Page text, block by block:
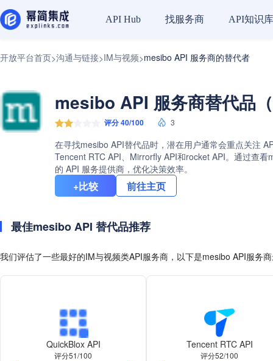
API Hub 找服务商 API知识库
开放平台首页>沟通与链接>IM与视频>mesibo API 服务商的替代者
mesibo API 服务商替代品
评分 40/100 3
在寻找mesibo API替代品时，潜在用户通常会重点关注
Tencent RTC API、Mirrorfly API和rocket API。通过查
的 API 服务提供商，优化决策效率。
+比较 前往主页
最佳mesibo API 替代品推荐
我们评估了一些最好的IM与视频类API服务商，以下是mesibo API服务
QuickBlox API
评分51/100
Tencent RTC API
评分52/100